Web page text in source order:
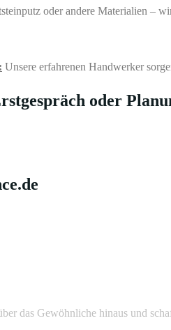
oder andere Materialien –
Unsere erfahrenen Handwerker
oder
das Gewöhnliche hinaus und